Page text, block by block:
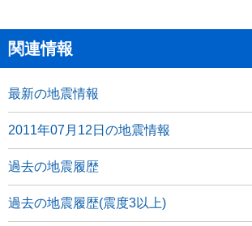
関連情報
最新の地震情報
2011年07月12日の地震情報
過去の地震履歴
過去の地震履歴(震度3以上)